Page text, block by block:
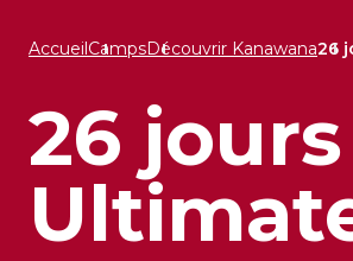
AccueilCampsDécouvrir Kanawana26
26